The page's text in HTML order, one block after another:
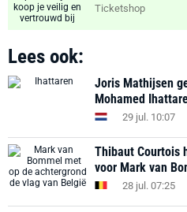
Ticketshop
Lees ook:
Joris Mathijsen
Mohamed
29 jul. 10:07
Thibaut Courtois
voor Mark van
28 jul. 07:25